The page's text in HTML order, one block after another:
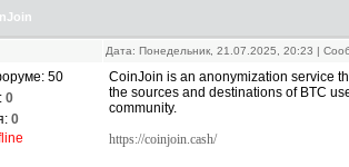
Дата: Понедельник, 21.07.2025, 20:23 |
50
0
0
CoinJoin is an anonymization service
the sources and destinations of BTC
community.
https://coinjoin.cash/